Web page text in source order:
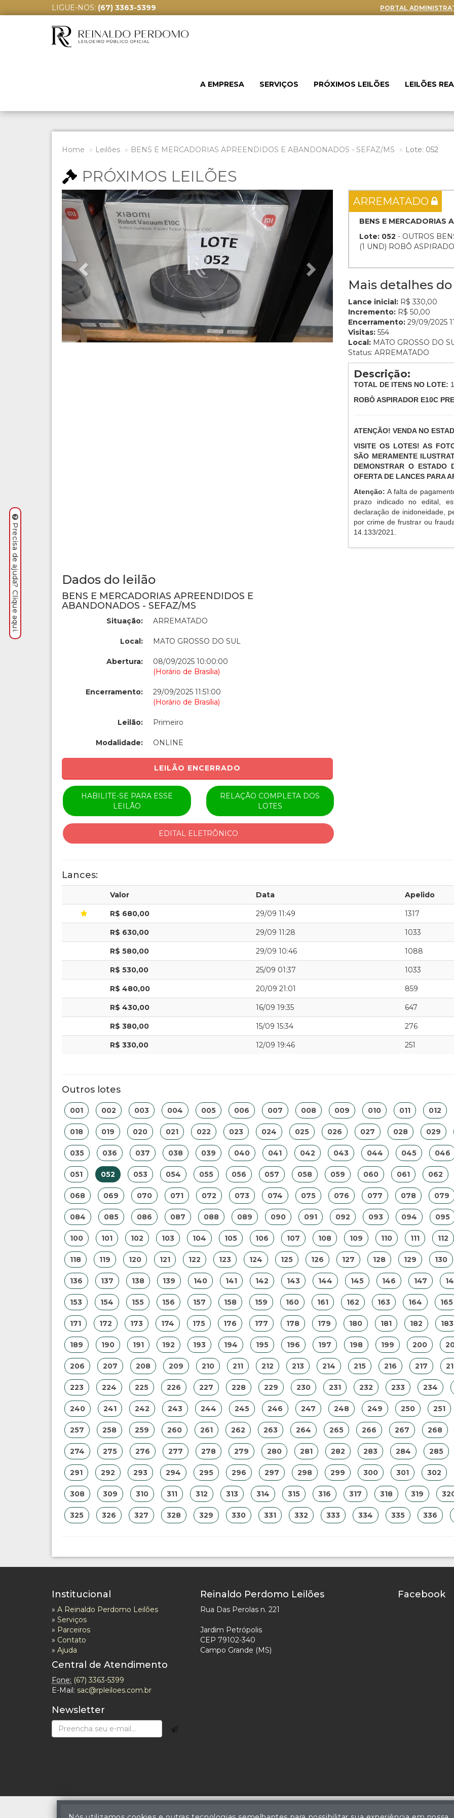
LIGUE-NOS: (67) 3363-5399 PORTAL
A EMPRESA SERVIÇOS PRÓXIMOS LEILÕES LEILÕES
Home Leilões BENS E MERCADORIAS APREENDIDOS E ABANDONADOS - SEFAZ/MS Lote: 052
PRÓXIMOS LEILÕES
Previous ARREMATADO
BENS E MERCADORIAS
Lote: 052 - OUTROS
(1 UND) ROBÔ
Mais detalhes
Lance inicial: R$ 330,00
Incremento: R$ 50,00
Encerramento: 29/09/2025
Visitas: 554
Local: MATO GROSSO DO
Status: ARREMATADO
Descrição:
TOTAL DE ITENS NO LOTE:
ROBÔ ASPIRADOR E10C
ATENÇÃO! VENDA NO
VISITE OS LOTES! AS
SÃO MERAMENTE
DEMONSTRAR O ESTADO
OFERTA DE LANCES PARA
Atenção:A falta de
prazo indicado no edital,
declaração de inidoneidade,
por crime de frustrar ou
14.133/2021.
Dados do leilão
BENS E MERCADORIAS APREENDIDOS E
ABANDONADOS - SEFAZ/MS
Situação: ARREMATADO
Local: MATO GROSSO DO SUL
Abertura:
08/09/2025 10:00:00
(Horário de Brasília)
Encerramento:
29/09/2025 11:51:00
(Horário de Brasília)
Leilão: Primeiro
Modalidade: ONLINE
LEILÃO ENCERRADO
HABILITE-SE PARA ESSE
LEILÃO
RELAÇÃO COMPLETA DOS
LOTES
EDITAL ELETRÔNICO
Lances:
Valor Data Apelido
R$ 680,00 29/09 11:49 1317
R$ 630,00 29/09 11:28 1033
R$ 580,00 29/09 10:46 1088
R$ 530,00 25/09 01:37 1033
R$ 480,00 20/09 21:01 859
R$ 430,00 16/09 19:35 647
R$ 380,00 15/09 15:34 276
R$ 330,00 12/09 19:46 251
Outros lotes
001 002 003 004 005 006 007 008 009 010 011 012
018 019 020 021 022 023 024 025 026 027 028 029
035 036 037 038 039 040 041 042 043 044 045 046
051 052 053 054 055 056 057 058 059 060 061 062
068 069 070 071 072 073 074 075 076 077 078 079
084 085 086 087 088 089 090 091 092 093 094 095
100 101 102 103 104 105 106 107 108 109 110 111 112
118 119 120 121 122 123 124 125 126 127 128 129 130
136 137 138 139 140 141 142 143 144 145 146 147
153 154 155 156 157 158 159 160 161 162 163 164 165
171 172 173 174 175 176 177 178 179 180 181 182 183
189 190 191 192 193 194 195 196 197 198 199 200
206 207 208 209 210 211 212 213 214 215 216 217
223 224 225 226 227 228 229 230 231 232 233 234
240 241 242 243 244 245 246 247 248 249 250 251
257 258 259 260 261 262 263 264 265 266 267 268
274 275 276 277 278 279 280 281 282 283 284 285
291 292 293 294 295 296 297 298 299 300 301 302
308 309 310 311 312 313 314 315 316 317 318 319
325 326 327 328 329 330 331 332 333 334 335 336
Institucional
» A Reinaldo Perdomo Leilões
» Serviços
» Parceiros
» Contato
» Ajuda
Central de Atendimento
Fone: (67) 3363-5399
E-Mail: sac@rpleiloes.com.br
Newsletter
Reinaldo Perdomo Leilões
Rua Das Perolas n. 221
Jardim Petrópolis
CEP 79102-340
Campo Grande (MS)
Facebook
Precisa de ajuda? Clique aqui.